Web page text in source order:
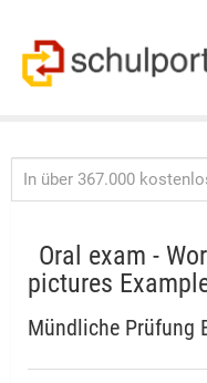
Oral exam -
pictures
Mündliche Prüfung